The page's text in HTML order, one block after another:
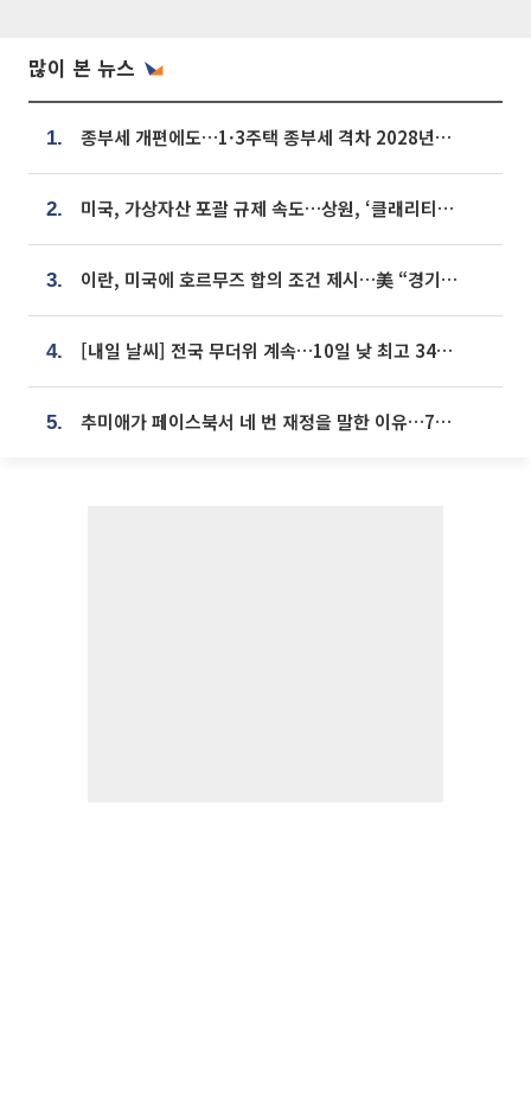
많이 본 뉴스
1. 종부세 개편에도…1·3주택 종부세 격차 2028년부터 확대
2. 미국, 가상자산 포괄 규제 속도…상원, ‘클래리티법’ 9월 절차투표 추진
3. 이란, 미국에 호르무즈 합의 조건 제시…美 “경기 아직 안 끝나” [종합]
4. [내일 날씨] 전국 무더위 계속…10일 낮 최고 34도 육박
5. 추미애가 페이스북서 네 번 재정을 말한 이유…7700억 추경 열쇠는 도의회에